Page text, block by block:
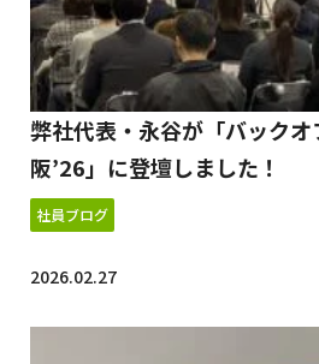
弊社代表・永谷が「バックオ
阪’26」に登壇しました！
社員ブログ
2026.02.27